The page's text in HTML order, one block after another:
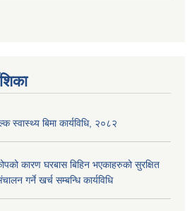
स्वास्थ्य बिमा कार्यविधि, २०८२
कारण घरबास बिहिन भएकाहरुको सुरक्षित
गर्ने खर्च सम्बन्धि कार्यविधि